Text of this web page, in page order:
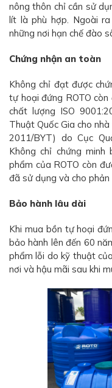
nông thôn chỉ cần sử
lít là phù hợp. Ngoài
những nơi hạn chế đào
Chứng nhận an toàn
Không chỉ đạt được
tự hoại đứng ROTO
chất lượng ISO
Thuật Quốc Gia cho
2011/BYT) do Cục
Không chỉ chứng
phẩm của ROTO còn
đã sử dụng và cho phản
Bảo hành lâu dài
Khi mua bồn tự hoại
bảo hành lên đến 60
phẩm lỗi do kỹ thuật
nơi và hậu mãi sau khi